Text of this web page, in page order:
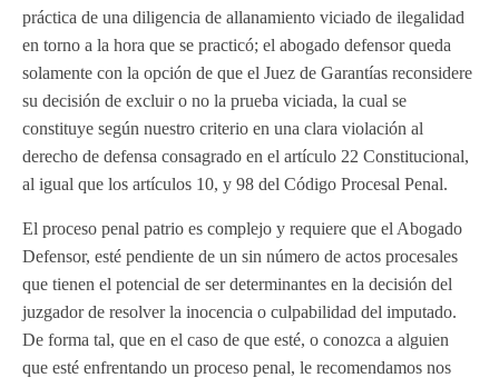
práctica de una diligencia de allanamiento viciado de ilegalidad
en torno a la hora que se practicó; el abogado defensor queda
solamente con la opción de que el Juez de Garantías reconsidere
su decisión de excluir o no la prueba viciada, la cual se
constituye según nuestro criterio en una clara violación al
derecho de defensa consagrado en el artículo 22 Constitucional,
al igual que los artículos 10, y 98 del Código Procesal Penal.
El proceso penal patrio es complejo y requiere que el Abogado
Defensor, esté pendiente de un sin número de actos procesales
que tienen el potencial de ser determinantes en la decisión del
juzgador de resolver la inocencia o culpabilidad del imputado.
De forma tal, que en el caso de que esté, o conozca a alguien
que esté enfrentando un proceso penal, le recomendamos nos